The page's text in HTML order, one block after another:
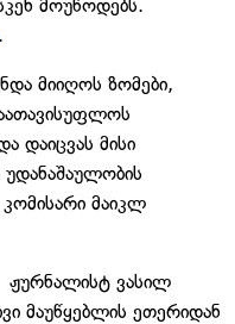
მოუწოდებს.
.
მიიღოს ზომები,
დაიცვას მისი
მაიკლ
ჟურნალისტ ვასილ
მაუწყებლის ეთერიდან